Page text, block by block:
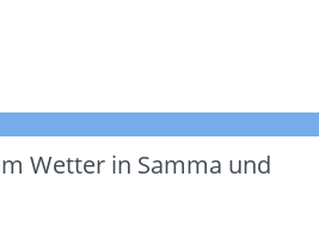
Wetter in Samma und